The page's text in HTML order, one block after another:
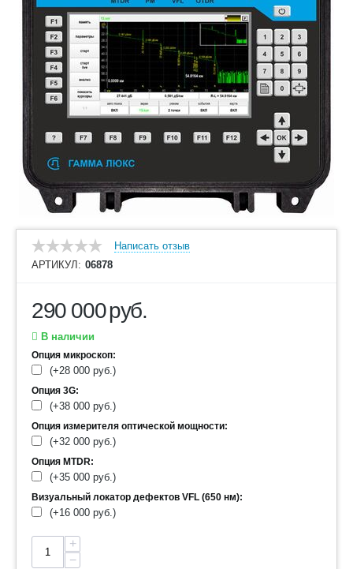
Написать отзыв
АРТИКУЛ: 06878
290 000руб.
В наличии
Опция микроскоп:
(+28 000 руб.)
Опция 3G:
(+38 000 руб.)
Опция измерителя оптической мощности:
(+32 000 руб.)
Опция MTDR:
(+35 000 руб.)
Визуальный локатор дефектов VFL (650 нм):
(+16 000 руб.)
+
−